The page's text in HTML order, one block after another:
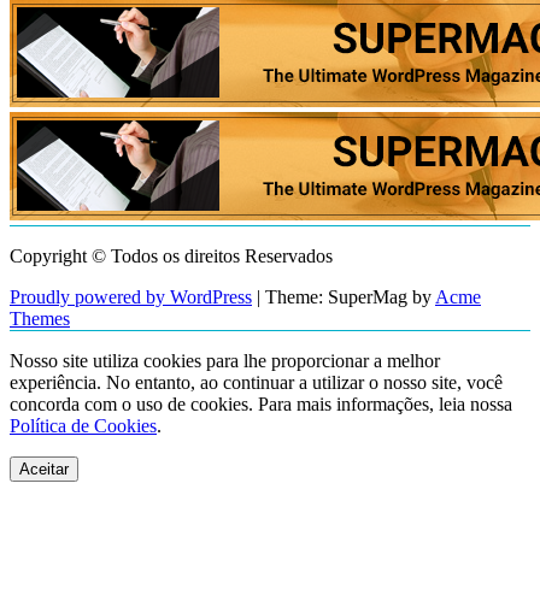
Copyright © Todos os direitos Reservados
Proudly powered by WordPress | Theme: SuperMag by Acme
Themes
Nosso site utiliza cookies para lhe proporcionar a melhor
experiência. No entanto, ao continuar a utilizar o nosso site, você
concorda com o uso de cookies. Para mais informações, leia nossa
Política de Cookies.
Aceitar